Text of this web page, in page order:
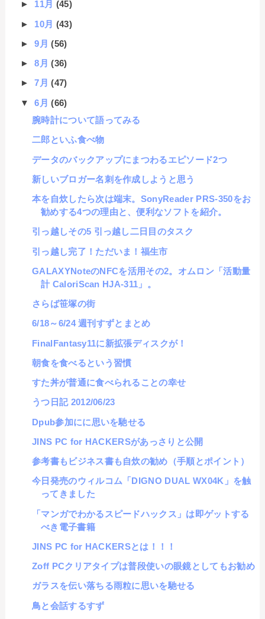
► 11月 (45)
► 10月 (43)
►9月(56)
►8月(36)
►7月(47)
▼6月(66)
腕時計について語ってみる
二郎といふ食べ物
データのバックアップにまつわるエピソード2つ
新しいブロガー名刺を作成しようと思う
本を自炊したら次は端末。SonyReader PRS-350をお
勧めする4つの理由と、便利なソフトを紹介。
引っ越しその5 引っ越し二日目のタスク
引っ越し完了！ただいま！福生市
GALAXYNoteのNFCを活用その2。オムロン「活動量
計 CaloriScan HJA-311」。
さらば笹塚の街
6/18～6/24 週刊すずとまとめ
FinalFantasy11に新拡張ディスクが！
朝食を食べるという習慣
すた丼が普通に食べられることの幸せ
うつ日記 2012/06/23
Dpub参加にに思いを馳せる
JINS PC for HACKERSがあっさりと公開
参考書もビジネス書も自炊の勧め（手順とポイント）
今日発売のウィルコム「DIGNO DUAL WX04K」を触
ってきました
「マンガでわかるスピードハックス」は即ゲットする
べき電子書籍
JINS PC for HACKERSとは！！！
Zoff PCクリアタイプは普段使いの眼鏡としてもお勧め
ガラスを伝い落ちる雨粒に思いを馳せる
鳥と会話するすず